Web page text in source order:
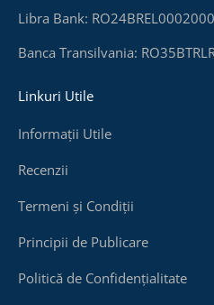
Libra Bank:
Banca Transilvania:
Linkuri Utile
Informații Utile
Recenzii
Termeni și Condiții
Principii de Publicare
Politică de Confidențialitate